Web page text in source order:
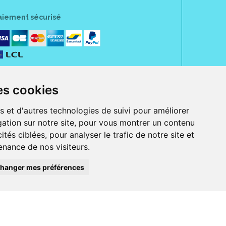
cookies
et d'autres technologies de suivi pour améliorer
sur notre site, pour vous montrer un contenu
ciblées, pour analyser le trafic de notre site et
de nos visiteurs.
mes préférences
sécurisé
Jeanne d' Harcourt, 80300 Albert.
ordonnance.
et iPod touch), ou sur Google Play (pour Androïd 5.0 ou version
Bancontact, PayPal.